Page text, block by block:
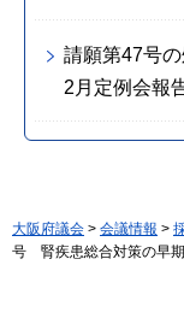
請願第47号
2月定例会報
大阪府議会 > 会議情報 >
号 腎疾患総合対策の早